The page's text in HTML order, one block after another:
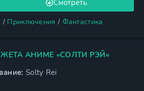
/ Приключения / Фантастика
Смотреть
АНИМЕ «СОЛТИ РЭЙ»
Solty Rei